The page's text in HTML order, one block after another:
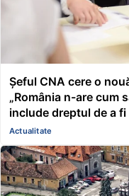
Șeful CNA cere o
„România n-are cum
include dreptul de a fi
Actualitate